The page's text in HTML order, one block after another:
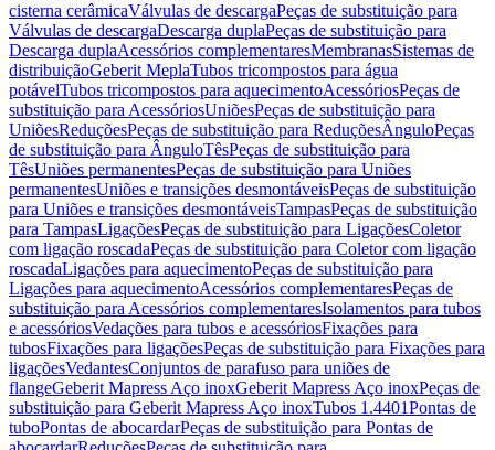
cisterna cerâmicaVálvulas de descargaPeças de substituição para
Válvulas de descargaDescarga duplaPeças de substituição para
Descarga duplaAcessórios complementaresMembranasSistemas de
distribuiçãoGeberit MeplaTubos tricompostos para água
potávelTubos tricompostos para aquecimentoAcessóriosPeças de
substituição para AcessóriosUniõesPeças de substituição para
UniõesReduçõesPeças de substituição para ReduçõesÂnguloPeças
de substituição para ÂnguloTêsPeças de substituição para
TêsUniões permanentesPeças de substituição para Uniões
permanentesUniões e transições desmontáveisPeças de substituição
para Uniões e transições desmontáveisTampasPeças de substituição
para TampasLigaçõesPeças de substituição para LigaçõesColetor
com ligação roscadaPeças de substituição para Coletor com ligação
roscadaLigações para aquecimentoPeças de substituição para
Ligações para aquecimentoAcessórios complementaresPeças de
substituição para Acessórios complementaresIsolamentos para tubos
e acessóriosVedações para tubos e acessóriosFixações para
tubosFixações para ligaçõesPeças de substituição para Fixações para
ligaçõesVedantesConjuntos de parafuso para uniões de
flangeGeberit Mapress Aço inoxGeberit Mapress Aço inoxPeças de
substituição para Geberit Mapress Aço inoxTubos 1.4401Pontas de
tuboPontas de abocardarPeças de substituição para Pontas de